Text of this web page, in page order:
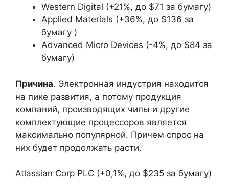
Western Digital (+21%, до $71 за бумагу)
Applied Materials (+36%, до $136 за
бумагу )
Advanced Micro Devices (-4%, до $84 за
бумагу)
Причина. Электронная индустрия находится
на пике развития, а потому продукция
компаний, производящих чипы и другие
комплектующие процессоров является
максимально популярной. Причем спрос на
них будет продолжать расти.
Atlassian Corp PLC (+0,1%, до $235 за бумагу)